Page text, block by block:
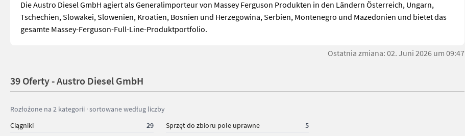
Die Austro Diesel GmbH agiert als Generalimporteur von Massey Ferguson Produkten in den Ländern Österreich, Ungarn,
Tschechien, Slowakei, Slowenien, Kroatien, Bosnien und Herzegowina, Serbien, Montenegro und Mazedonien und bietet das
gesamte Massey-Ferguson-Full-Line-Produktportfolio.
Ostatnia zmiana: 02. Juni 2026 um 09:47
39 Oferty - Austro Diesel GmbH
Rozłożone na 2 kategorii · sortowane według liczby
Ciągniki
29 Sprzęt do zbioru pole uprawne 5